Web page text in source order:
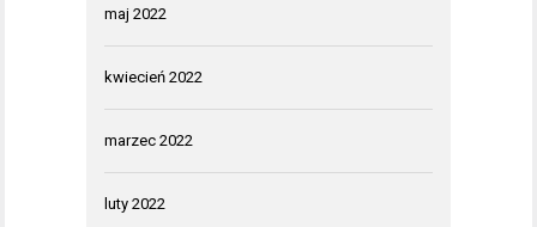
maj 2022
kwiecień 2022
marzec 2022
luty 2022